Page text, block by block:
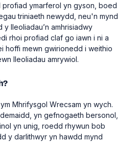
ymarferol yn gyson, boed
triniaeth newydd, neu'n mynd
y lleoliadau’n amhrisiadwy
rhoi profiad claf go iawn i ni a
hoffi mewn gwirionedd i weithio
lleoliadau amrywiol.
Mhrifysgol Wrecsam yn wych.
yn gefnogaeth bersonol,
yn unig, roedd rhywun bob
y darlithwyr yn hawdd mynd